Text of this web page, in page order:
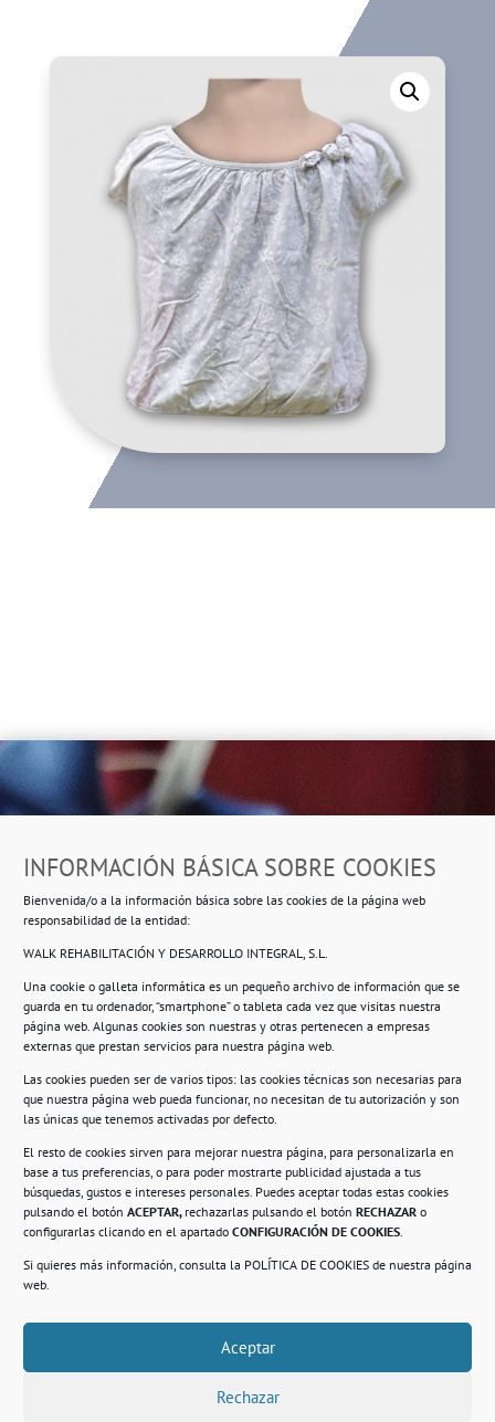
INFORMACIÓN BÁSICA SOBRE COOKIES
Bienvenida/o a la información básica sobre las cookies de la página web
responsabilidad de la entidad:
WALK REHABILITACIÓN Y DESARROLLO INTEGRAL, S.L.
Una cookie o galleta informática es un pequeño archivo de información que se
guarda en tu ordenador, “smartphone” o tableta cada vez que visitas nuestra
página web. Algunas cookies son nuestras y otras pertenecen a empresas
externas que prestan servicios para nuestra página web.
Las cookies pueden ser de varios tipos: las cookies técnicas son necesarias para
que nuestra página web pueda funcionar, no necesitan de tu autorización y son
las únicas que tenemos activadas por defecto.
El resto de cookies sirven para mejorar nuestra página, para personalizarla en
base a tus preferencias, o para poder mostrarte publicidad ajustada a tus
búsquedas, gustos e intereses personales. Puedes aceptar todas estas cookies
pulsando el botón ACEPTAR, rechazarlas pulsando el botón RECHAZAR o
configurarlas clicando en el apartado CONFIGURACIÓN DE COOKIES.
Si quieres más información, consulta la POLÍTICA DE COOKIES de nuestra página
web.
Aceptar
Rechazar
Ropero Solidario de Usera
Beasáin 25-33posterior, local 3 – 28041 Madrid
Información
Compromiso con la protección de datos
Política de Cookies.
© 2021. Realizado en el Centro de Rehabilitación